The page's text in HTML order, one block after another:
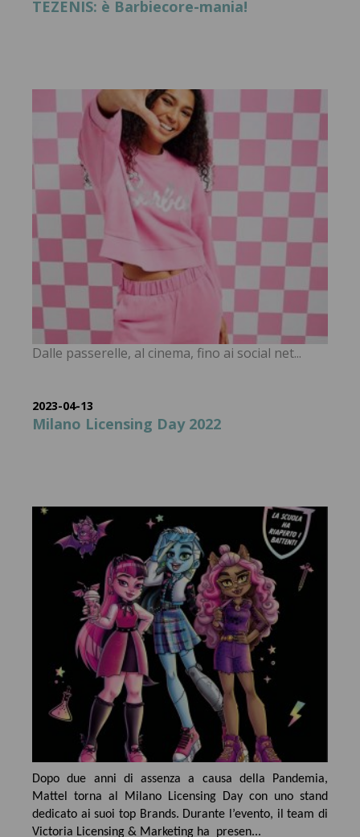
TEZENIS: è Barbiecore-mania!
Dalle passerelle, al cinema, fino ai social net...
2023-04-13
Milano Licensing Day 2022
Dopo due anni di assenza a causa della Pandemia,
Mattel torna al Milano Licensing Day con uno stand
dedicato ai suoi top Brands. Durante l’evento, il team di
Victoria Licensing & Marketing ha presen...